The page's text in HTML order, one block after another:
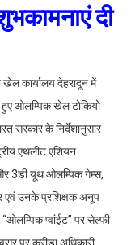
दी
खेल कार्यालय देहरादून में
ओलम्पिक खेल टोकियो
सरकार के निर्देशानुसार
एथलीट एशियन
3डी यूथ ओलम्पिक गेम्स,
एवं उनके प्रशिक्षक अनूप
प्वांईट’’ पर सेल्फी